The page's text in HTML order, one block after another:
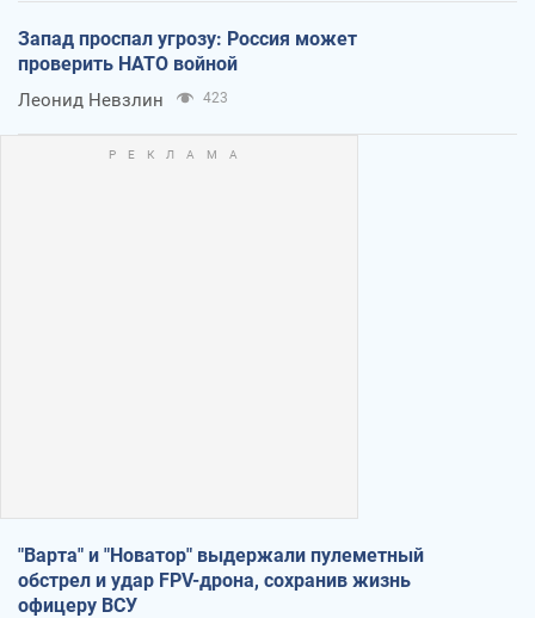
Запад проспал угрозу: Россия может
проверить НАТО войной
Леонид Невзлин 423
"Варта" и "Новатор" выдержали пулеметный
обстрел и удар FPV-дрона, сохранив жизнь
офицеру ВСУ